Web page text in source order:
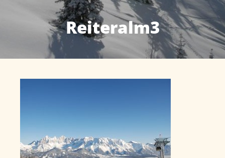
Reiteralm3